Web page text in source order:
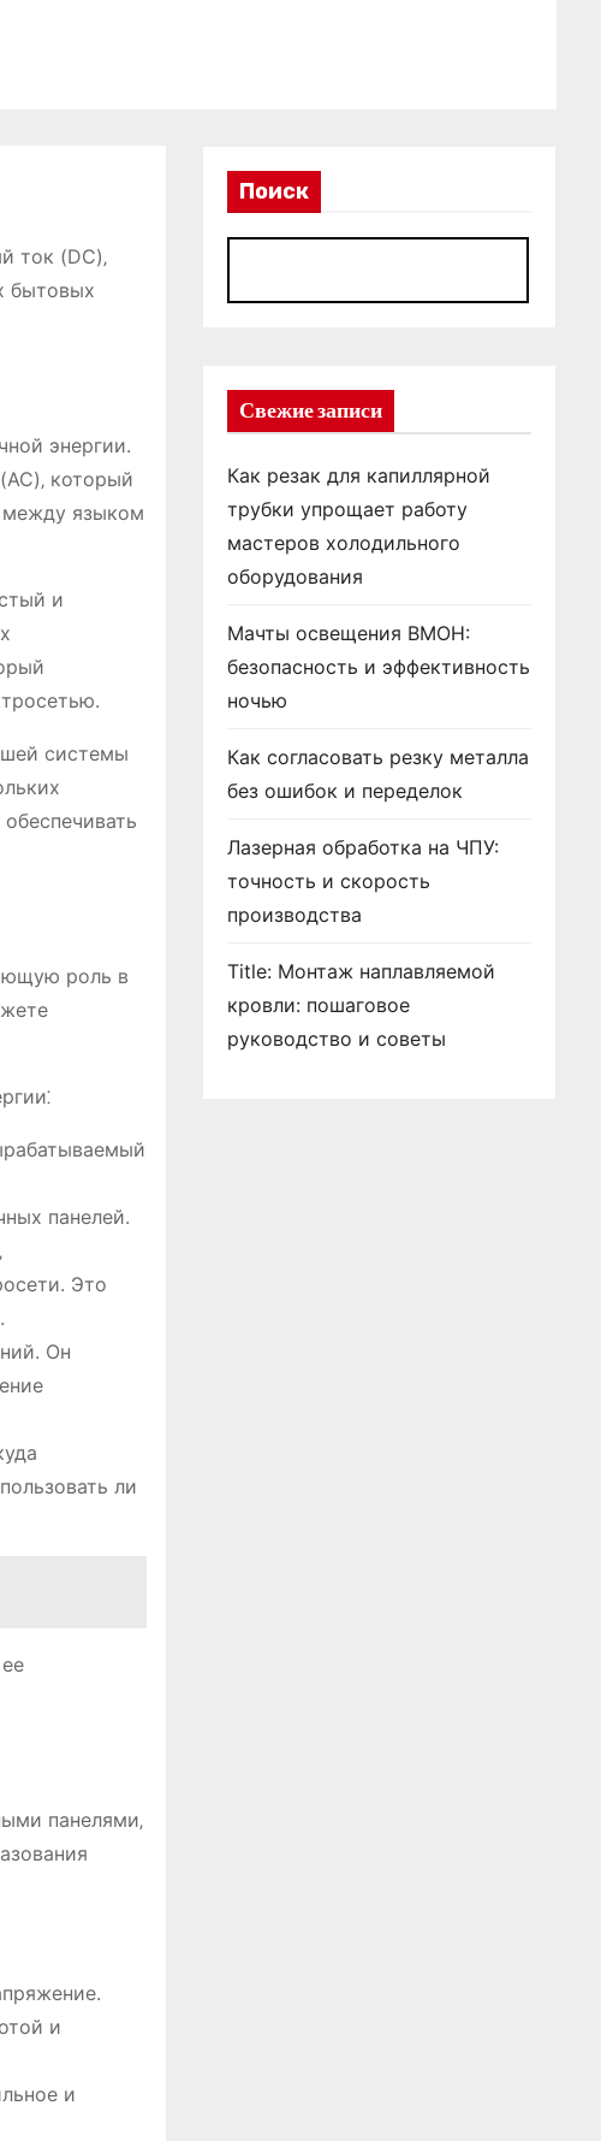
ток (DC)‚
бытовых
энергии.
который
между языком
и
системы
роль в
панелей.
Это
Он
ли
панелями‚
и
и
Поиск
Свежие записи
Как резак для капиллярной
трубки упрощает работу
мастеров холодильного
оборудования
Мачты освещения ВМОН:
безопасность и эффективность
ночью
Как согласовать резку металла
без ошибок и переделок
Лазерная обработка на ЧПУ:
точность и скорость
производства
Title: Монтаж наплавляемой
кровли: пошаговое
руководство и советы